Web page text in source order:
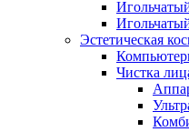
Эстетическая
Чистка